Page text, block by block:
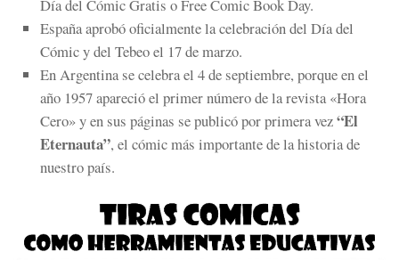
Día del Cómic Gratis o Free Comic Book Day.
España aprobó oficialmente la celebración del Día del
Cómic y del Tebeo el 17 de marzo.
En Argentina se celebra el 4 de septiembre, porque en el
año 1957 apareció el primer número de la revista «Hora
Cero» y en sus páginas se publicó por primera vez“El
Eternauta”, el cómic más importante de la historia de
nuestro país.